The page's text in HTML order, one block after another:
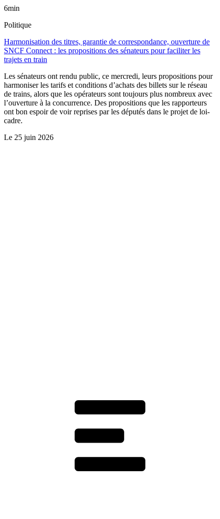
6min
Politique
Harmonisation des titres, garantie de correspondance, ouverture de
SNCF Connect : les propositions des sénateurs pour faciliter les
trajets en train
Les sénateurs ont rendu public, ce mercredi, leurs propositions pour
harmoniser les tarifs et conditions d’achats des billets sur le réseau
de trains, alors que les opérateurs sont toujours plus nombreux avec
l’ouverture à la concurrence. Des propositions que les rapporteurs
ont bon espoir de voir reprises par les députés dans le projet de loi-
cadre.
Le 25 juin 2026